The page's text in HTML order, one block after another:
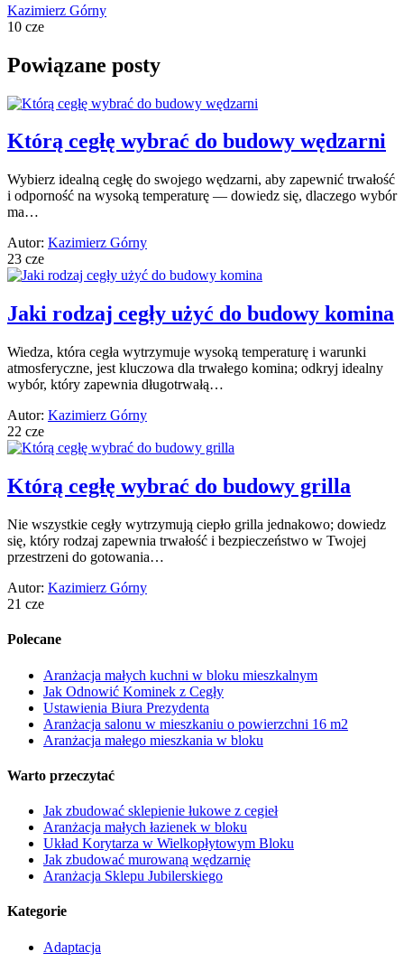
Kazimierz Górny
10 cze
Powiązane posty
Którą cegłę wybrać do budowy wędzarni
Wybierz idealną cegłę do swojego wędzarni, aby zapewnić trwałość
i odporność na wysoką temperaturę — dowiedz się, dlaczego wybór
ma…
Autor: Kazimierz Górny
23 cze
Jaki rodzaj cegły użyć do budowy komina
Wiedza, która cegła wytrzymuje wysoką temperaturę i warunki
atmosferyczne, jest kluczowa dla trwałego komina; odkryj idealny
wybór, który zapewnia długotrwałą…
Autor: Kazimierz Górny
22 cze
Którą cegłę wybrać do budowy grilla
Nie wszystkie cegły wytrzymują ciepło grilla jednakowo; dowiedz
się, który rodzaj zapewnia trwałość i bezpieczeństwo w Twojej
przestrzeni do gotowania…
Autor: Kazimierz Górny
21 cze
Polecane
Aranżacja małych kuchni w bloku mieszkalnym
Jak Odnowić Kominek z Cegły
Ustawienia Biura Prezydenta
Aranżacja salonu w mieszkaniu o powierzchni 16 m2
Aranżacja małego mieszkania w bloku
Warto przeczytać
Jak zbudować sklepienie łukowe z cegieł
Aranżacja małych łazienek w bloku
Układ Korytarza w Wielkopłytowym Bloku
Jak zbudować murowaną wędzarnię
Aranżacja Sklepu Jubilerskiego
Kategorie
Adaptacja